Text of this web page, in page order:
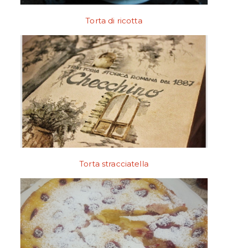
Torta di ricotta
Torta stracciatella